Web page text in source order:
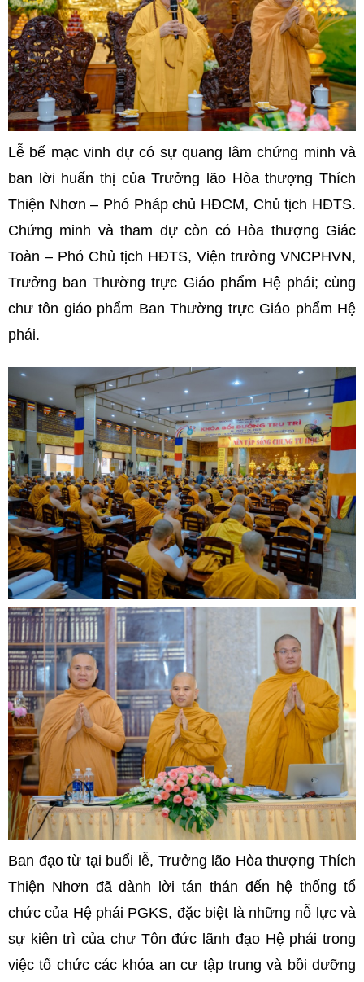
Lễ bế mạc vinh dự có sự quang lâm chứng minh và
ban lời huấn thị của Trưởng lão Hòa thượng Thích
Thiện Nhơn – Phó Pháp chủ HĐCM, Chủ tịch HĐTS.
Chứng minh và tham dự còn có Hòa thượng Giác
Toàn – Phó Chủ tịch HĐTS, Viện trưởng VNCPHVN,
Trưởng ban Thường trực Giáo phẩm Hệ phái; cùng
chư tôn giáo phẩm Ban Thường trực Giáo phẩm Hệ
phái.
Ban đạo từ tại buổi lễ, Trưởng lão Hòa thượng Thích
Thiện Nhơn đã dành lời tán thán đến hệ thống tổ
chức của Hệ phái PGKS, đặc biệt là những nỗ lực và
sự kiên trì của chư Tôn đức lãnh đạo Hệ phái trong
việc tổ chức các khóa an cư tập trung và bồi dưỡng